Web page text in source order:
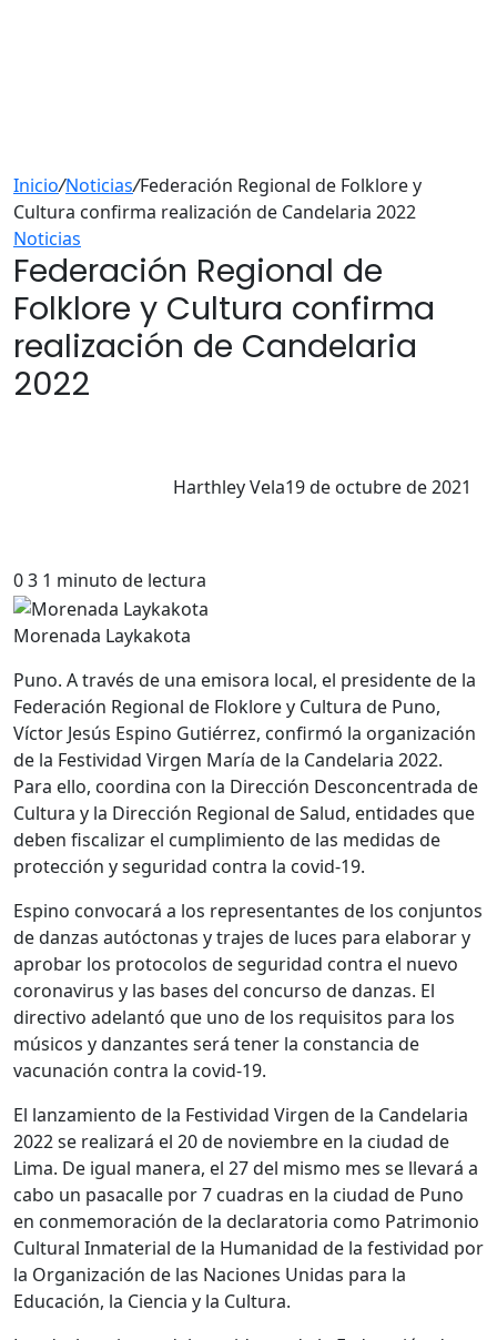
Inicio/Noticias/Federación Regional de Folklore y
Cultura confirma realización de Candelaria 2022
Noticias
Federación Regional de
Folklore y Cultura confirma
realización de Candelaria
2022
Harthley Vela19 de octubre de 2021
03 1 minuto de lectura
Morenada Laykakota
Puno. A través de una emisora local, el presidente de la
Federación Regional de Floklore y Cultura de Puno,
Víctor Jesús Espino Gutiérrez, confirmó la organización
de la Festividad Virgen María de la Candelaria 2022.
Para ello, coordina con la Dirección Desconcentrada de
Cultura y la Dirección Regional de Salud, entidades que
deben fiscalizar el cumplimiento de las medidas de
protección y seguridad contra la covid-19.
Espino convocará a los representantes de los conjuntos
de danzas autóctonas y trajes de luces para elaborar y
aprobar los protocolos de seguridad contra el nuevo
coronavirus y las bases del concurso de danzas. El
directivo adelantó que uno de los requisitos para los
músicos y danzantes será tener la constancia de
vacunación contra la covid-19.
El lanzamiento de la Festividad Virgen de la Candelaria
2022 se realizará el 20 de noviembre en la ciudad de
Lima. De igual manera, el 27 del mismo mes se llevará a
cabo un pasacalle por 7 cuadras en la ciudad de Puno
en conmemoración de la declaratoria como Patrimonio
Cultural Inmaterial de la Humanidad de la festividad por
la Organización de las Naciones Unidas para la
Educación, la Ciencia y la Cultura.